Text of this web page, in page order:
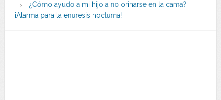
¿Cómo ayudo a mi hijo a no orinarse en la cama?
¡Alarma para la enuresis nocturna!